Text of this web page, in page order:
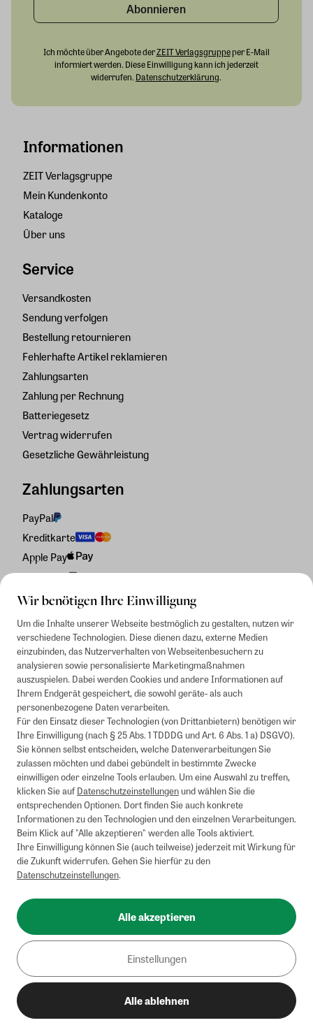
Wir benötigen Ihre Einwilligung
Um die Inhalte unserer Webseite bestmöglich zu gestalten, nutzen wir
verschiedene Technologien. Diese dienen dazu, externe Medien
einzubinden, das Nutzerverhalten von Webseitenbesuchern zu
analysieren sowie personalisierte Marketingmaßnahmen
auszuspielen. Dabei werden Cookies und andere Informationen auf
Ihrem Endgerät gespeichert, die sowohl geräte- als auch
personenbezogene Daten verarbeiten.
Für den Einsatz dieser Technologien (von Drittanbietern) benötigen wir
Ihre Einwilligung (nach § 25 Abs. 1 TDDDG und Art. 6 Abs. 1 a) DSGVO).
Sie können selbst entscheiden, welche Datenverarbeitungen Sie
zulassen möchten und dabei gebündelt in bestimmte Zwecke
einwilligen oder einzelne Tools erlauben. Um eine Auswahl zu treffen,
klicken Sie aufDatenschutzeinstellungenund wählen Sie die
entsprechenden Optionen. Dort finden Sie auch konkrete
Informationen zu den Technologien und den einzelnen Verarbeitungen.
Beim Klick auf "Alle akzeptieren" werden alle Tools aktiviert.
Ihre Einwilligung können Sie (auch teilweise) jederzeit mit Wirkung für
die Zukunft widerrufen. Gehen Sie hierfür zu den
Datenschutzeinstellungen.
Alle akzeptieren
Einstellungen
Alle ablehnen
Informationen
ZEIT Verlagsgruppe
Mein Kundenkonto
Kataloge
Über uns
Service
Versandkosten
Sendung verfolgen
Bestellung retournieren
Fehlerhafte Artikel reklamieren
Zahlungsarten
Zahlung per Rechnung
Batteriegesetz
Vertrag widerrufen
Gesetzliche Gewährleistung
Zahlungsarten
PayPal
Kreditkarte
Apple Pay
Rechnung
Abonnieren
Ich möchte über Angebote derZEIT Verlagsgruppeper E-Mail
informiert werden. Diese Einwilligung kann ich jederzeit
widerrufen. Datenschutzerklärung.